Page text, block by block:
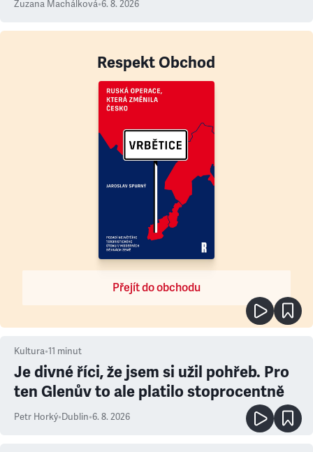
Zuzana Machálková•6. 8. 2026
Respekt Obchod
Přejít do obchodu
Kultura•11 minut
Je divné říci, že jsem si užil pohřeb. Pro
ten Glenův to ale platilo stoprocentně
Petr Horký•Dublin•6. 8. 2026